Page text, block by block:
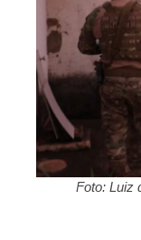
Foto: Luiz